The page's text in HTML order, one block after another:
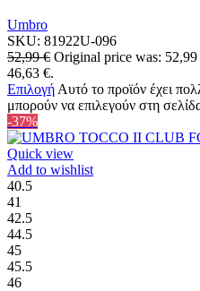
Umbro
SKU: 81922U-096
52,99€ Original price was: 52,99
46,63 €.
Επιλογή Αυτό το προϊόν έχει
μπορούν να επιλεγούν στη
-37%
Quick view
Add to wishlist
40.5
41
42.5
44.5
45
45.5
46